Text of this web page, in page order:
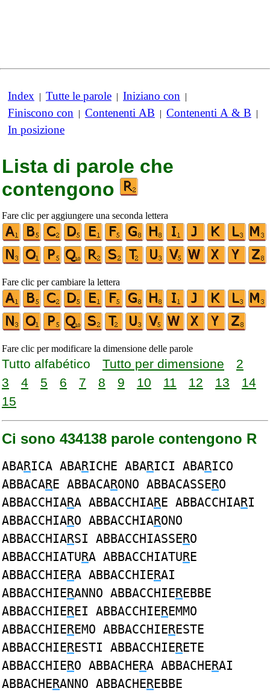
Index | Tutte le parole | Iniziano con |
Finiscono con | Contenenti AB | Contenenti A & B |
In posizione
Lista di parole che
contengono
Fare clic per aggiungere una seconda lettera
Fare clic per cambiare la lettera
Fare clic per modificare la dimensione delle parole
Tutto alfabético Tutto per dimensione
2
3
4 5 6 7 8 9 10 11 12 13
14
15
Ci sono 434138 parole contengono R
ABARICA ABARICHE ABARICI ABARICO
ABBACARE ABBACARONO ABBACASSERO
ABBACCHIARA ABBACCHIARE ABBACCHIARI
ABBACCHIARO ABBACCHIARONO
ABBACCHIARSI ABBACCHIASSERO
ABBACCHIATURA ABBACCHIATURE
ABBACCHIERA ABBACCHIERAI
ABBACCHIERANNO ABBACCHIEREBBE
ABBACCHIEREI ABBACCHIEREMMO
ABBACCHIEREMO ABBACCHIERESTE
ABBACCHIERESTI ABBACCHIERETE
ABBACCHIERO ABBACHERA ABBACHERAI
ABBACHERANNO ABBACHEREBBE